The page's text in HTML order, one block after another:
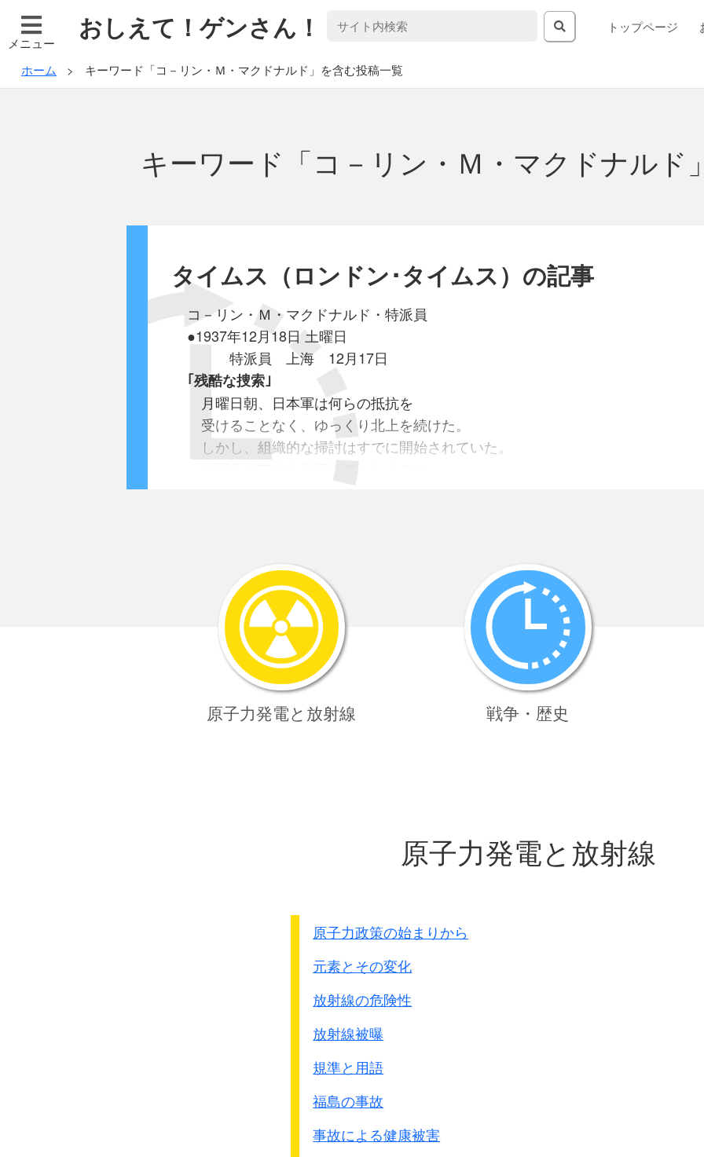
メニュー おしえて！ゲンさん！ トップページ
ホーム キーワード「コ－リン・Ｍ・マクドナルド」を含む投稿一覧
キーワード「コ－リン・Ｍ・マクドナルド
タイムス（ロンドン･タイムス）の記事
コ－リン・Ｍ・マクドナルド・特派員
●1937年12月18日 土曜日
特派員 上海 12月17日
｢残酷な捜索｣
月曜日朝、日本軍は何らの抵抗を
受けることなく、ゆっくり北上を続けた。
しかし、組織的な掃討はすでに開始されていた。
燻り続ける交通部のまえに
うずたかく積み上げられた。
膨大な中国人の群集と、
一握りの外国人たちは、
日本軍の到着により混乱は
収まるものと期待していたが、
侵入者による猛烈な掃討作戦が開始され、
軍馬の不足から、牛、ロバ、ねこ車を使い、
戸外で捕らえた中国人を、
火曜日、日本軍は中国兵と
全く関係のない者を組織的に捜索し始めた。
難民キャンプから連行し、
また路上を徘徊している
日本軍に進んで投降したであろう
このような兵士を、
原子力発電と放射線 戦争・歴史
原子力発電と放射線
原子力政策の始まりから
元素とその変化
放射線の危険性
放射線被曝
規準と用語
福島の事故
事故による健康被害